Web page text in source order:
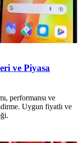
ve Piyasa
performansı ve
Uygun fiyatlı ve